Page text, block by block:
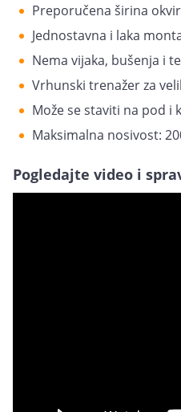
Preporučena širina
Jednostavna i laka
Nema vijaka, bušenja i
Vrhunski trenažer za
Može se staviti na pod i
Maksimalna nosivost:
Pogledajte video i